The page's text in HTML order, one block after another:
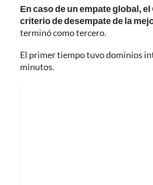
En caso de un empate global,
criterio de desempate de la
terminó como tercero.
El primer tiempo tuvo dominios
minutos.